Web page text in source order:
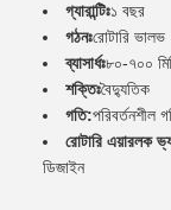
গ্যারান্টিঃ১ বছর
গঠনঃরোটারি ভালভ
ব্যাসার্ধঃ৮০-৭০০
শক্তিঃবৈদ্যুতিক
গতি:পরিবর্তনশীল
রোটারি এয়ারলক
ডিজাইন